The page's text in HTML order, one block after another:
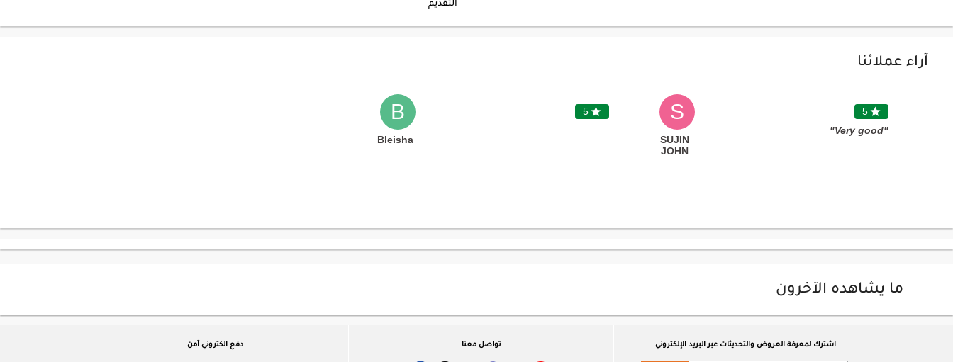
آراء عملائنا
S
SUJIN
JOHN
5
"Very good"
B
Bleisha
5
ما يشاهده الآخرون
اشترك لمعرفة العروض والتحديثات عبر البريد الإلكتروني تواصل معنا دفع الكتروني آمن